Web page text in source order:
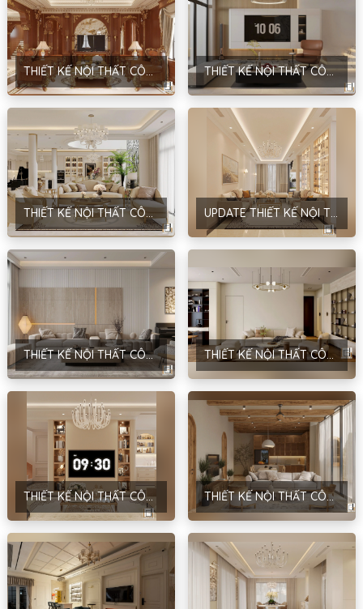
THIẾT KẾ NỘI THẤT CÔNG TRÌNH BIỆT THỰ SÂN VƯỜN – PHONG CÁCH NEOCLASSIC – ANH HOÀNG – HÀ NỘI THIẾT KẾ NỘI THẤT CÔNG TRÌNH NHÀ Ở GIA ĐÌNH – PHONG CÁCH HIỆN ĐẠI – ANH SƠN – HÀ NỘI
THIẾT KẾ NỘI THẤT CÔNG TRÌNH PHÚC LỢI BUILDING – PHONG CÁCH NEOCLASSIC – CHỊ LINH – HÀ NỘI UPDATE THIẾT KẾ NỘI THẤT CÔNG TRÌNH NHÀ Ở DÂN DỤNG – ANH HÙNG – CẦU GIẤY – HÀ NỘI
THIẾT KẾ NỘI THẤT CÔNG TRÌNH NHÀ Ở DÂN DỤNG – PHONG CÁCH HIỆN ĐẠI – ANH ĐỨC – HÀ NỘI THIẾT KẾ NỘI THẤT CÔNG TRÌNH NHÀ Ở DÂN DỤNG – PHONG CÁCH HIỆN ĐẠI – D’EL DORADO TÂY HỒ – HÀ NỘI
THIẾT KẾ NỘI THẤT CÔNG TRÌNH NHÀ Ở DÂN DỤNG – PHONG CÁCH NEOCLASSIC – ANH HÙNG – HÀ NỘI THIẾT KẾ NỘI THẤT CÔNG TRÌNH BÌNH HƯNG HOMESTAY – PHONG CÁCH ĐỊA TRUNG HẢI – ANH TÚ – BÌNH HƯNG